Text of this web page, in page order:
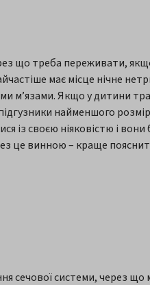
що треба переживати,
має місце нічне
м’язами. Якщо у дитини
найменшого
із своєю ніяковістю і вони
це винною – краще
сечової системи, через